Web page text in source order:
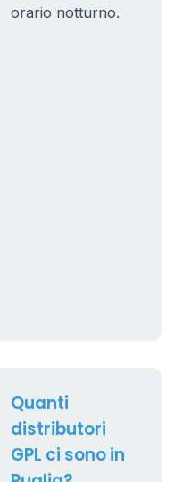
orario notturno.
Quanti
distributori
GPL ci sono in